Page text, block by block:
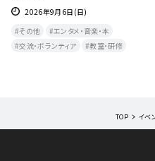
2026年9月6日(日)
その他
エンタメ・音楽・本
交流・ボランティア
教室・研修
TOP イベ